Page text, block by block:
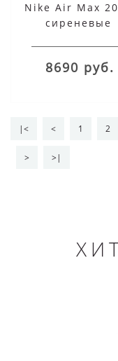
Nike Air Max
сиреневые
8690 руб.
|< < 1 2
> >|